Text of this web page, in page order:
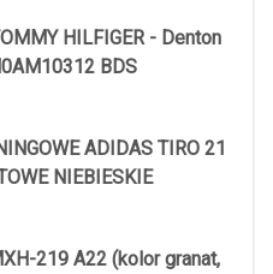
HILFIGER - Denton
BDS
ADIDAS TIRO 21
NIEBIESKIE
219 A22 (kolor granat,